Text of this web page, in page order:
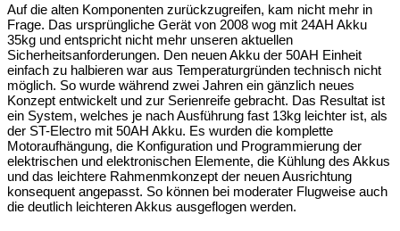
Auf die alten Komponenten zurückzugreifen, kam nicht mehr in
Frage. Das ursprüngliche Gerät von 2008 wog mit 24AH Akku
35kg und entspricht nicht mehr unseren aktuellen
Sicherheitsanforderungen. Den neuen Akku der 50AH Einheit
einfach zu halbieren war aus Temperaturgründen technisch nicht
möglich. So wurde während zwei Jahren ein gänzlich neues
Konzept entwickelt und zur Serienreife gebracht. Das Resultat ist
ein System, welches je nach Ausführung fast 13kg leichter ist, als
der ST-Electro mit 50AH Akku. Es wurden die komplette
Motoraufhängung, die Konfiguration und Programmierung der
elektrischen und elektronischen Elemente, die Kühlung des Akkus
und das leichtere Rahmenmkonzept der neuen Ausrichtung
konsequent angepasst. So können bei moderater Flugweise auch
die deutlich leichteren Akkus ausgeflogen werden.